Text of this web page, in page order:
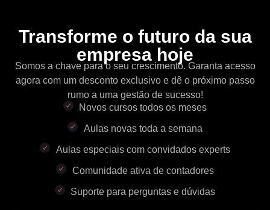
Transforme o futuro da sua
empresa hoje
Somos a chave para o seu crescimento. Garanta acesso
agora com um desconto exclusivo e dê o próximo passo
rumo a uma gestão de sucesso!
Novos cursos todos os meses
Aulas novas toda a semana
Aulas especiais com convidados experts
Comunidade ativa de contadores
Suporte para perguntas e dúvidas